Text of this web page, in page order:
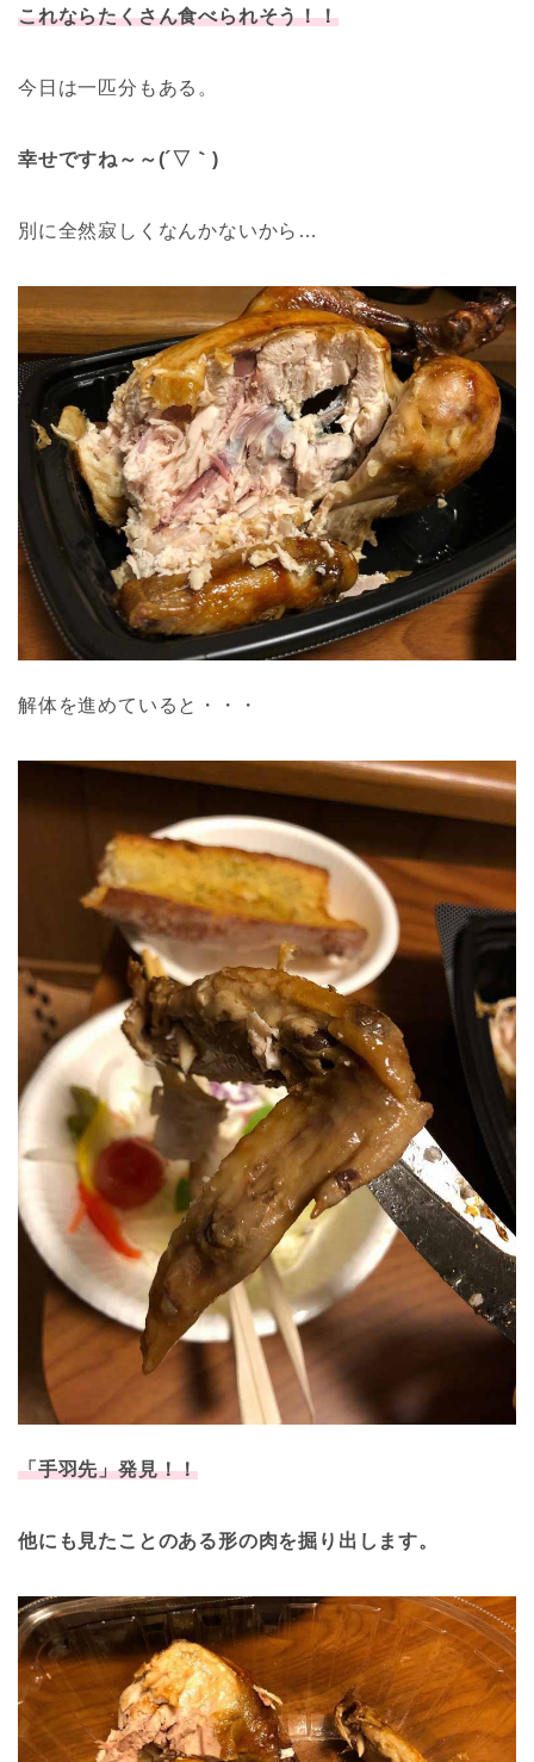
これならたくさん食べられそう！！
今日は一匹分もある。
幸せですね～～(´▽｀)
別に全然寂しくなんかないから…
解体を進めていると・・・
「手羽先」発見！！
他にも見たことのある形の肉を掘り出します。